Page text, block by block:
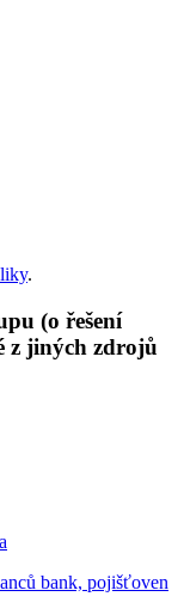
.
(o řešení
z jiných zdrojů
bank, pojišťoven